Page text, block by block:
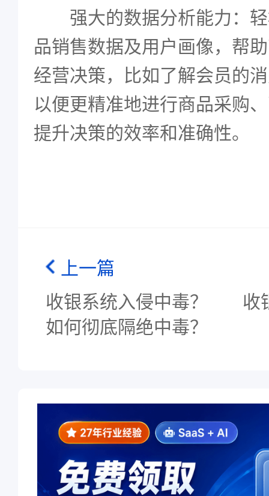
强大的数据分析能力：轻
品销售数据及用户画像，帮
经营决策，比如了解会员的
以便更精准地进行商品采购
提升决策的效率和准确性。
上一篇
收银系统入侵中毒？
如何彻底隔绝中毒？
收